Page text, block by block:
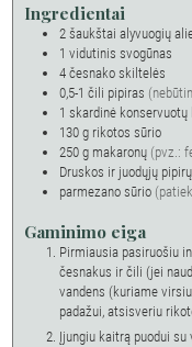
Ingredientai
2 šaukštai alyvuogių
1 vidutinis svogūnas
4 česnako skiltelės
0,5-1 čili pipiras
1 skardinė konservuotų
130 g rikotos sūrio
250g makaronų (pvz.:
Druskos ir juodųjų pipirų
parmezano sūrio
Gaminimo eiga
Pirmiausia pasiruošiu
česnakus ir čili (jei
vandens (kuriame
padažui, atsisveriu
Įjungiu kaitrą puodui su